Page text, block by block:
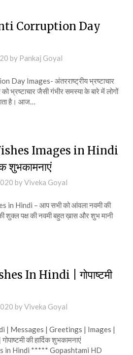
Corruption Day
by Pankaj Goyal
Images- अंतरराष्ट्रीय भ्रष्टाचार
भ्रष्टाचार जैसी गंभीर समस्या के बारे में लोगों
है। आज…
Images in Hindi
शुभकामनाएं
byViveka Goyal
in Hindi – आप सभी को आंवला नवमी की
शुक्ल पक्ष की नवमी बहुत ख़ास और शुभ मानी
In Hindi | गोपाष्टमी
byViveka Goyal
| Messages | Greetings | Images |
की हार्दिक शुभकामनाएं
in Hindi ***** Gopashtami HD